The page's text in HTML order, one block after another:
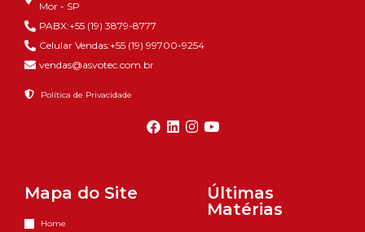
Mor - SP
PABX:+55 (19) 3879-8777
Celular Vendas:+55 (19) 99700-9254
vendas@asvotec.com.br
Política de Privacidade
Mapa do Site
Home
Últimas
Matérias